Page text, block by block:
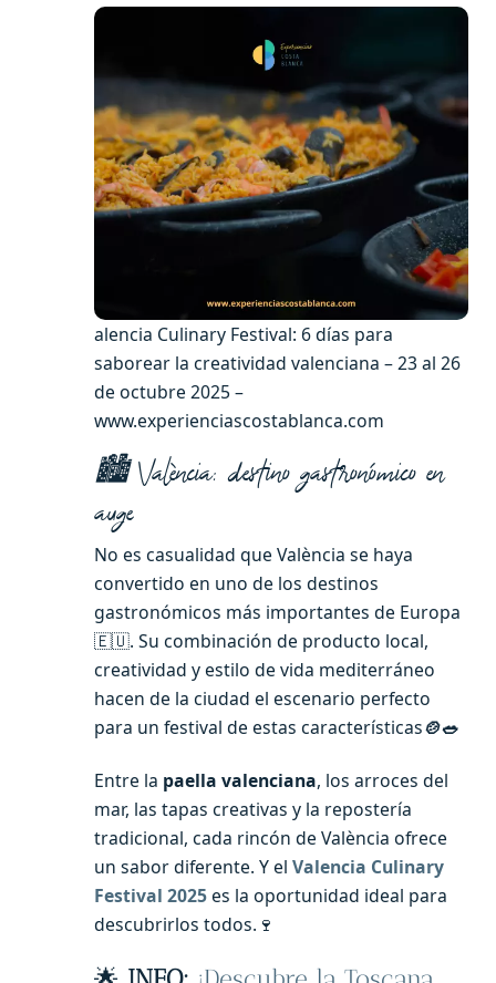
alencia Culinary Festival: 6 días para
saborear la creatividad valenciana – 23 al 26
de octubre 2025 –
www.experienciascostablanca.com
🏙️ València: destino gastronómico en
auge
No es casualidad que València se haya
convertido en uno de los destinos
gastronómicos más importantes de Europa
🇪🇺. Su combinación de producto local,
creatividad y estilo de vida mediterráneo
hacen de la ciudad el escenario perfecto
para un festival de estas características🍲🥗
Entre la paella valenciana, los arroces del
mar, las tapas creativas y la repostería
tradicional, cada rincón de València ofrece
un sabor diferente. Y el Valencia Culinary
Festival 2025es la oportunidad ideal para
descubrirlos todos.🍷